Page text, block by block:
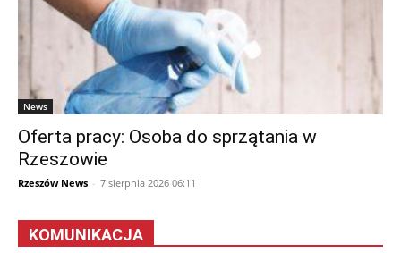
News
Oferta pracy: Osoba do sprzątania w
Rzeszowie
Rzeszów News - 7 sierpnia 2026 06:11
KOMUNIKACJA